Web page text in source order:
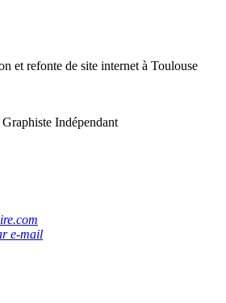
et refonte de site internet à Toulouse
Indépendant
e-mail